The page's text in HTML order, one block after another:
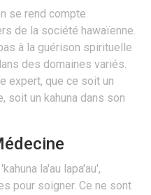
se rend compte
de la société hawaïenne.
à la guérison spirituelle
des domaines variés.
expert, que ce soit un
soit un kahuna dans son
la'au lapa'au',
pour soigner. Ce ne sont